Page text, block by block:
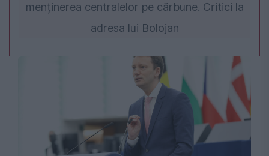
menținerea centralelor pe cărbune. Critici la
adresa lui Bolojan